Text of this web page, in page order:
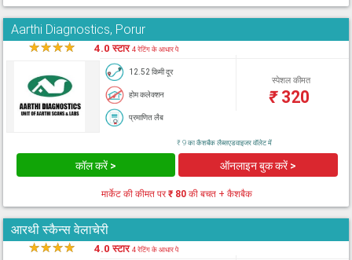
Aarthi Diagnostics, Porur
★★★★ 4.0 स्टार4 रेटिंग के आधार पे
12.52 किमी दूर
होम कलेक्शन
प्रमाणित लैब
स्पेशल कीमत
₹320
₹ 9 का कैशबैक लैब्सएडवाइजर वॉलेट में
कॉल करें > ऑनलाइन बुक करें >
मार्केट की कीमत पर₹ 80 की बचत + कैशबैक
आरथी स्कैन्स वेलाचेरी
★★★★ 4.0 स्टार4 रेटिंग के आधार पे